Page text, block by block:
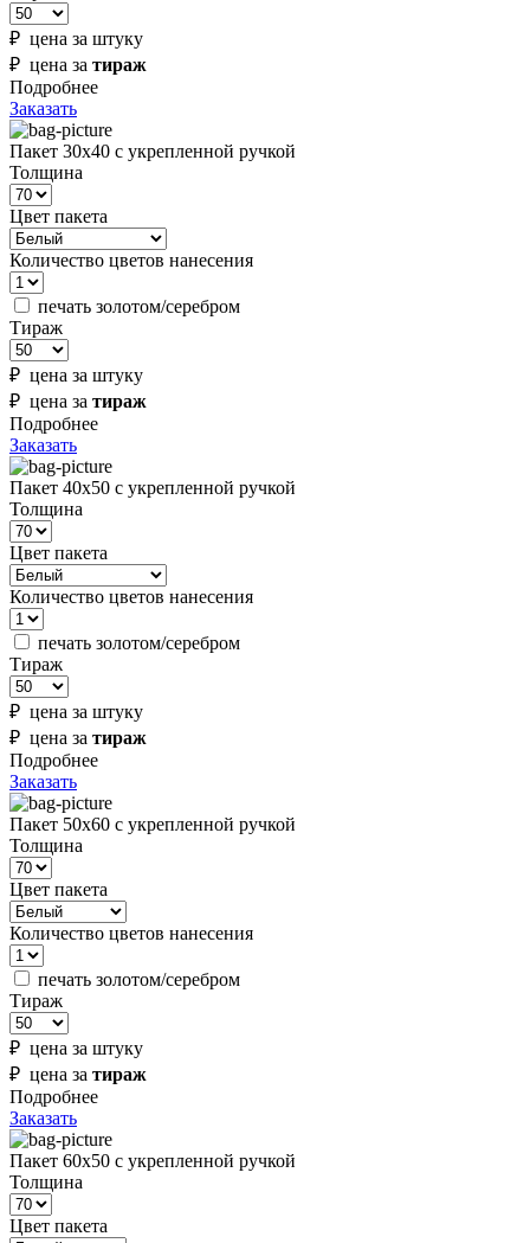
₽ цена за штуку
₽ цена за тираж
Подробнее
Заказать
Пакет 30х40 с укрепленной ручкой
Толщина
Цвет пакета
Количество цветов нанесения
печать золотом/серебром
Тираж
₽ цена за штуку
₽ цена за тираж
Подробнее
Заказать
Пакет 40х50 с укрепленной ручкой
Толщина
Цвет пакета
Количество цветов нанесения
печать золотом/серебром
Тираж
₽ цена за штуку
₽ цена за тираж
Подробнее
Заказать
Пакет 50х60 с укрепленной ручкой
Толщина
Цвет пакета
Количество цветов нанесения
печать золотом/серебром
Тираж
₽ цена за штуку
₽ цена за тираж
Подробнее
Заказать
Пакет 60х50 с укрепленной ручкой
Толщина
Цвет пакета